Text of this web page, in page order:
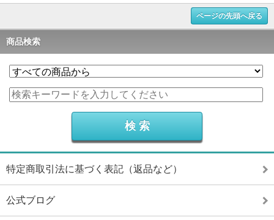
ページの先頭へ戻る
商品検索
特定商取引法に基づく表記（返品など）
公式ブログ